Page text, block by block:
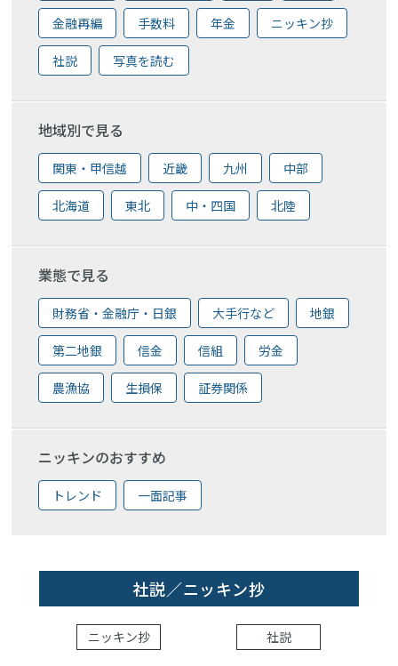
金融再編 手数料 年金 ニッキン抄
社説 写真を読む
地域別で見る
関東・甲信越 近畿 九州 中部
北海道 東北 中・四国 北陸
業態で見る
財務省・金融庁・日銀 大手行など 地銀
第二地銀 信金 信組 労金
農漁協 生損保 証券関係
ニッキンのおすすめ
トレンド 一面記事
社説／ニッキン抄
ニッキン抄 社説